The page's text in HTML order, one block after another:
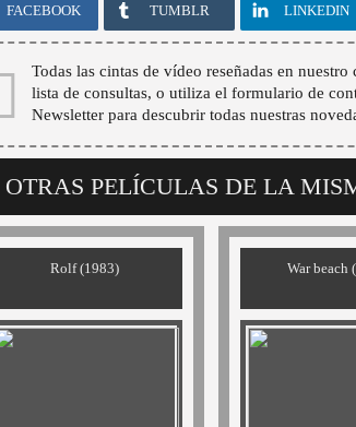
FACEBOOK TUMBLR LINKEDIN
Todas las cintas de vídeo reseñadas en
lista de consultas, o utiliza el formulario de
Newsletter para descubrir todas nuestras
OTRAS PELÍCULAS DE LA
Rolf (1983) War beach